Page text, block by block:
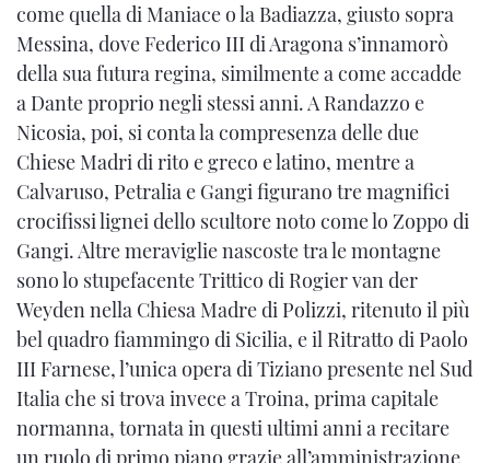
come quella di Maniace o la Badiazza, giusto sopra
Messina, dove Federico III di Aragona s’innamorò
della sua futura regina, similmente a come accadde
a Dante proprio negli stessi anni. A Randazzo e
Nicosia, poi, si conta la compresenza delle due
Chiese Madri di rito e greco e latino, mentre a
Calvaruso, Petralia e Gangi figurano tre magnifici
crocifissi lignei dello scultore noto come lo Zoppo di
Gangi. Altre meraviglie nascoste tra le montagne
sono lo stupefacente Trittico di Rogier van der
Weyden nella Chiesa Madre di Polizzi, ritenuto il più
bel quadro fiammingo di Sicilia, e il Ritratto di Paolo
III Farnese, l’unica opera di Tiziano presente nel Sud
Italia che si trova invece a Troina, prima capitale
normanna, tornata in questi ultimi anni a recitare
un ruolo di primo piano grazie all’amministrazione